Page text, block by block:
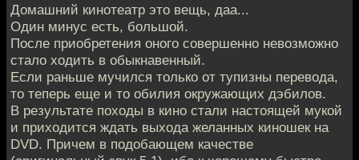
Домашний кинотеатр это вещь, даа...
Один минус есть, большой.
После приобретения оного совершенно невозможно
стало ходить в обыкнавенный.
Если раньше мучился только от тупизны перевода,
то теперь еще и то обилия окружающих дэбилов.
В результате походы в кино стали настоящей мукой
и приходится ждать выхода желанных киношек на
DVD. Причем в подобающем качестве